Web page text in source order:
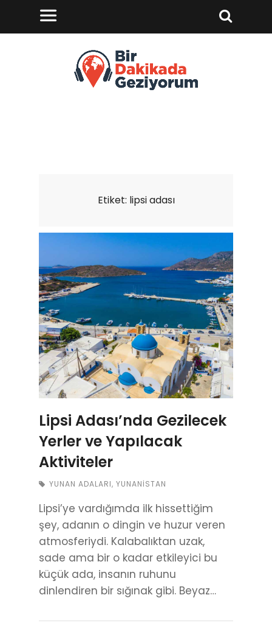
Etiket: lipsi adası
Lipsi Adası’nda Gezilecek
Yerler ve Yapılacak
Aktiviteler
YUNAN ADALARI, YUNANISTAN
Lipsi’ye vardığımda ilk hissettiğim
şey, adanın o dingin ve huzur veren
atmosferiydi. Kalabalıktan uzak,
sade ama bir o kadar etkileyici bu
küçük ada, insanın ruhunu
dinlendiren bir sığınak gibi. Beyaz…